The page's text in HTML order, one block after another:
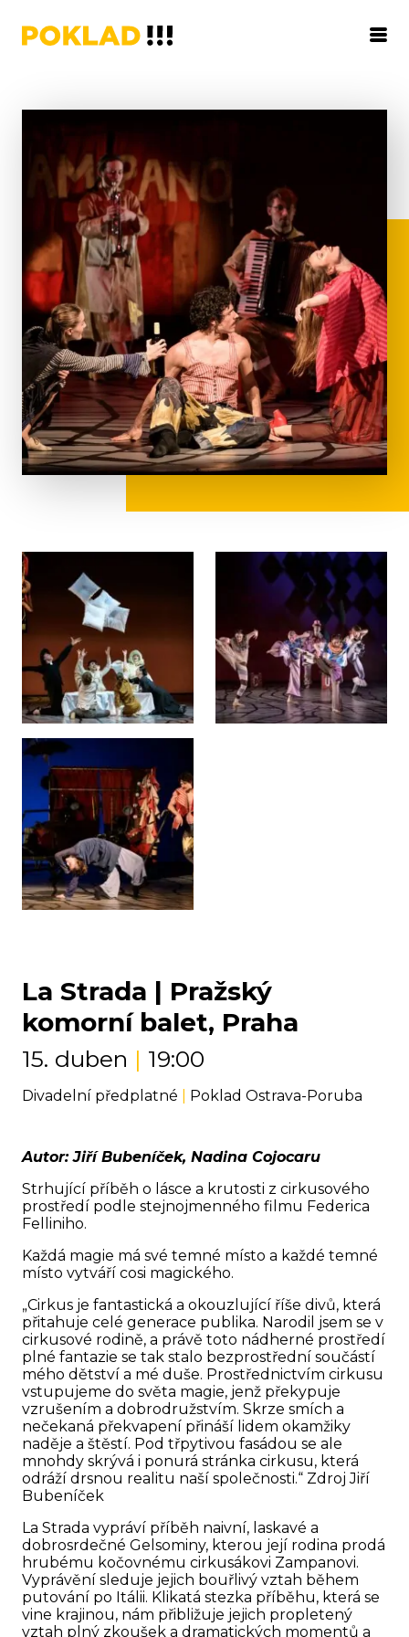
La Strada | Pražský
komorní balet, Praha
15. duben | 19:00
Divadelní předplatné Poklad Ostrava-Poruba
Autor: Jiří Bubeníček, Nadina Cojocaru
Strhující příběh o lásce a krutosti z cirkusového
prostředí podle stejnojmenného filmu Federica
Felliniho.
Každá magie má své temné místo a každé temné
místo vytváří cosi magického.
„Cirkus je fantastická a okouzlující říše divů, která
přitahuje celé generace publika. Narodil jsem se v
cirkusové rodině, a právě toto nádherné prostředí
plné fantazie se tak stalo bezprostřední součástí
mého dětství a mé duše. Prostřednictvím cirkusu
vstupujeme do světa magie, jenž překypuje
vzrušením a dobrodružstvím. Skrze smích a
nečekaná překvapení přináší lidem okamžiky
naděje a štěstí. Pod třpytivou fasádou se ale
mnohdy skrývá i ponurá stránka cirkusu, která
odráží drsnou realitu naší společnosti.“ Zdroj Jiří
Bubeníček
La Strada vypráví příběh naivní, laskavé a
dobrosrdečné Gelsominy, kterou její rodina prodá
hrubému kočovnému cirkusákovi Zampanovi.
Vyprávění sleduje jejich bouřlivý vztah během
putování po Itálii. Klikatá stezka příběhu, která se
vine krajinou, nám přibližuje jejich propletený
vztah plný zkoušek a dramatických momentů a